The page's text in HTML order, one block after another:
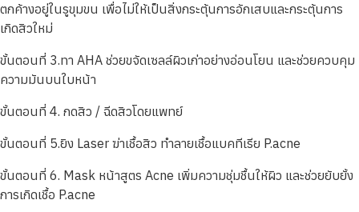
ตกค้างอยู่ในรูขุมขน เพื่อไม่ให้เป็นสิ่งกระตุ้นการอักเสบและกระตุ้นการ
เกิดสิวใหม่
ขั้นตอนที่ 3.ทา AHA ช่วยขจัดเซลล์ผิวเก่าอย่างอ่อนโยน และช่วยควบคุม
ความมันบนใบหน้า
ขั้นตอนที่ 4. กดสิว / ฉีดสิวโดยแพทย์
ขั้นตอนที่ 5.ยิง Laser ฆ่าเชื้อสิว ทำลายเชื้อแบคทีเรีย P.acne
ขั้นตอนที่ 6. Mask หน้าสูตร Acne เพิ่มความชุ่มชื้นให้ผิว และช่วยยับยั้ง
การเกิดเชื้อ P.acne